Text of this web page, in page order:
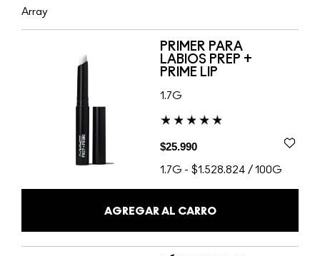
Array
PRIMER PARA
LABIOS PREP +
PRIME LIP
1.7G
$25.990
1.7G - $1.528.824 / 100G
AGREGAR AL CARRO